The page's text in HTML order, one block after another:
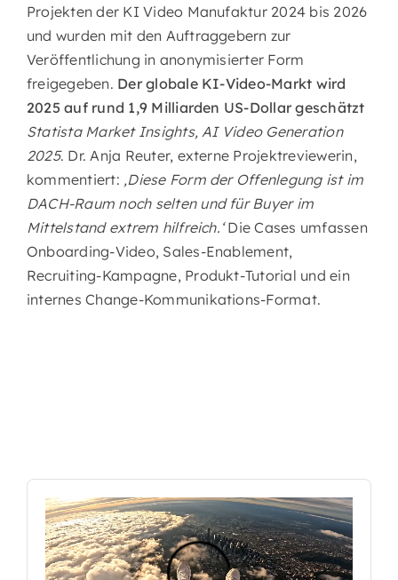
Projekten der KI Video Manufaktur 2024 bis 2026
und wurden mit den Auftraggebern zur
Veröffentlichung in anonymisierter Form
freigegeben. Der globale KI-Video-Markt wird
2025 auf rund 1,9 Milliarden US-Dollar geschätzt
Statista Market Insights, AI Video Generation
2025. Dr. Anja Reuter, externe Projektreviewerin,
kommentiert: ‚Diese Form der Offenlegung ist im
DACH-Raum noch selten und für Buyer im
Mittelstand extrem hilfreich.‘Die Cases umfassen
Onboarding-Video, Sales-Enablement,
Recruiting-Kampagne, Produkt-Tutorial und ein
internes Change-Kommunikations-Format.